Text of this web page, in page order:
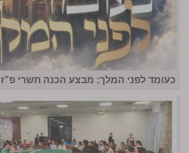
כעומד לפני המלך: מבצע הכנה תשרי פ"ז